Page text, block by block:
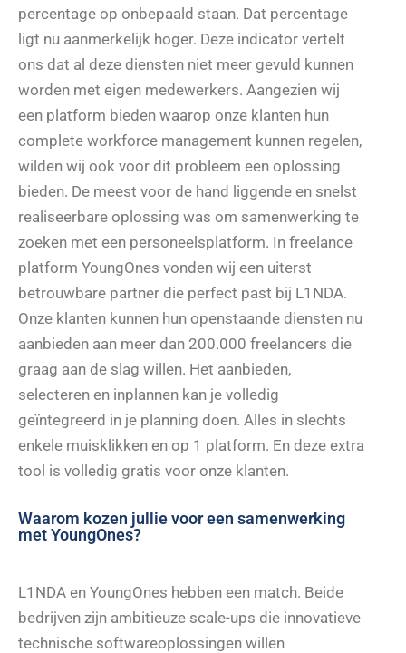
percentage op onbepaald staan. Dat percentage
ligt nu aanmerkelijk hoger. Deze indicator vertelt
ons dat al deze diensten niet meer gevuld kunnen
worden met eigen medewerkers. Aangezien wij
een platform bieden waarop onze klanten hun
complete workforce management kunnen regelen,
wilden wij ook voor dit probleem een oplossing
bieden. De meest voor de hand liggende en snelst
realiseerbare oplossing was om samenwerking te
zoeken met een personeelsplatform. In freelance
platform YoungOnes vonden wij een uiterst
betrouwbare partner die perfect past bij L1NDA.
Onze klanten kunnen hun openstaande diensten nu
aanbieden aan meer dan 200.000 freelancers die
graag aan de slag willen. Het aanbieden,
selecteren en inplannen kan je volledig
geïntegreerd in je planning doen. Alles in slechts
enkele muisklikken en op 1 platform. En deze extra
tool is volledig gratis voor onze klanten.
Waarom kozen jullie voor een samenwerking
met YoungOnes?
L1NDA en YoungOnes hebben een match. Beide
bedrijven zijn ambitieuze scale-ups die innovatieve
technische softwareoplossingen willen